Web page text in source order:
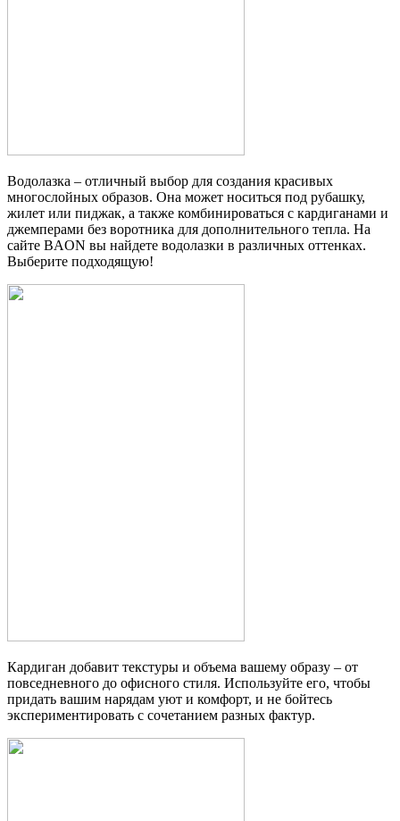
Водолазка – отличный выбор для создания красивых
многослойных образов. Она может носиться под рубашку,
жилет или пиджак, а также комбинироваться с кардиганами и
джемперами без воротника для дополнительного тепла. На
сайте BAON вы найдете водолазки в различных оттенках.
Выберите подходящую!
Кардиган добавит текстуры и объема вашему образу – от
повседневного до офисного стиля. Используйте его, чтобы
придать вашим нарядам уют и комфорт, и не бойтесь
экспериментировать с сочетанием разных фактур.